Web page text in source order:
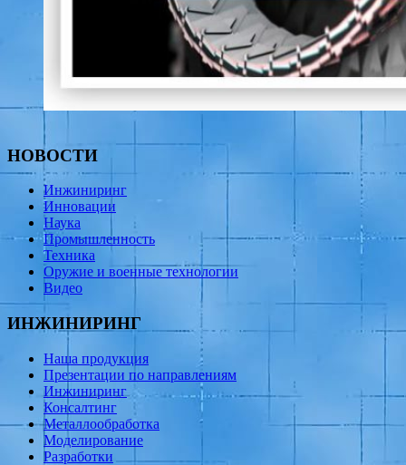
НОВОСТИ
Инжиниринг
Инновации
Наука
Промышленность
Техника
Оружие и военные технологии
Видео
ИНЖИНИРИНГ
Наша продукция
Презентации по направлениям
Инжиниринг
Консалтинг
Металлообработка
Моделирование
Разработки